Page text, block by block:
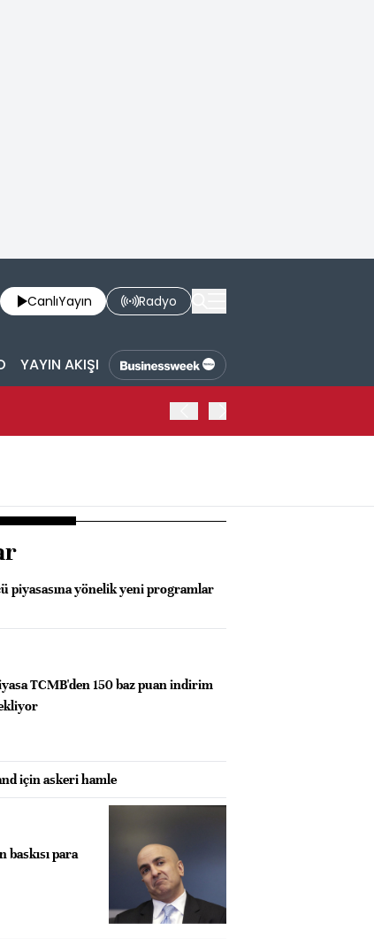
CanlıYayın Radyo
YAYIN AKIŞI
piyasasına yönelik yeni programlar
TCMB'den 150 baz puan indirim
için askeri hamle
baskısı para